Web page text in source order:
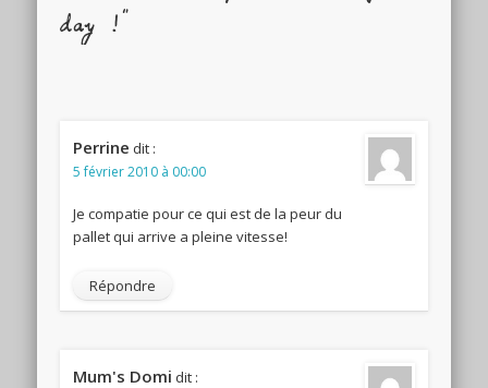
day !"
Perrine dit :
5 février 2010 à 00:00
Je compatie pour ce qui est de la peur du
pallet qui arrive a pleine vitesse!
Répondre
Mum's Domi dit :